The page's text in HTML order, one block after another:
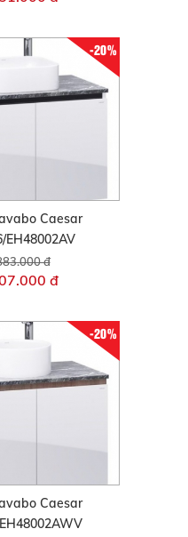
-20%
Caesar
EH48002AV
đ
đ
-20%
Caesar